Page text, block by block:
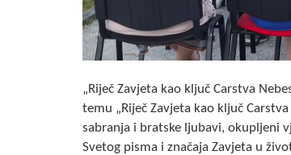
„Riječ Zavjeta kao ključ Carstva
temu „Riječ Zavjeta kao ključ
sabranja i bratske ljubavi, okupljeni
Svetog pisma i značaja Zavjeta u